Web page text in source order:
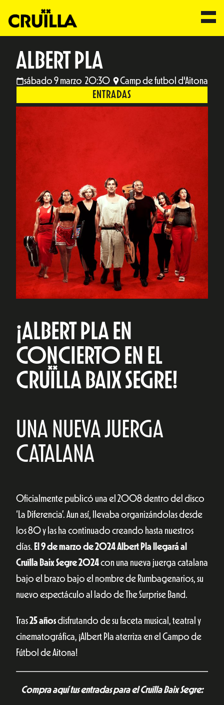
ALBERT PLA
sábado 9 marzo 20:30 Camp de futbol d'Aitona
ENTRADAS
¡ALBERT PLA EN
CONCIERTO EN EL
CRUÏLLA BAIX SEGRE!
UNA NUEVA JUERGA
CATALANA
Oficialmente publicó una el 2008 dentro del disco
‘La Diferencia’. Aun así, llevaba organizándolas desde
los 80 y las ha continuado creando hasta nuestros
días. El 9 de marzo de 2024 Albert Pla llegará al
Cruïlla Baix Segre 2024con una nueva juerga catalana
bajo el brazo bajo el nombre de Rumbagenarios, su
nuevo espectáculo al lado de The Surprise Band.
Tras25 añosdisfrutando de su faceta musical, teatral y
cinematográfica, ¡Albert Pla aterriza en el Campo de
Fútbol de Aitona!
Compra aquí tus entradas para el Cruïlla Baix Segre: